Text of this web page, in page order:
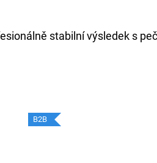
stabilní výsledek s
B2B